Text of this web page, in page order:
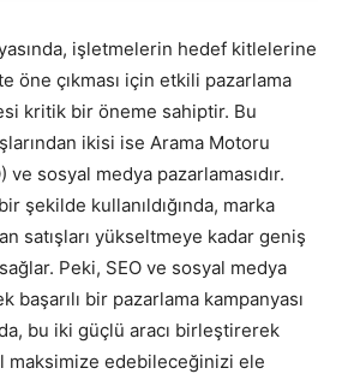
SEO,
SEM,
ASO,
işletmelerin hedef kitlelerine
öne çıkması için etkili pazarlama
kritik bir öneme sahiptir. Bu
ikisi ise Arama Motoru
ve sosyal medya pazarlamasıdır.
şekilde kullanıldığında, marka
satışları yükseltmeye kadar geniş
Peki, SEO ve sosyal medya
başarılı bir pazarlama kampanyası
bu iki güçlü aracı birleştirerek
maksimize edebileceğinizi ele